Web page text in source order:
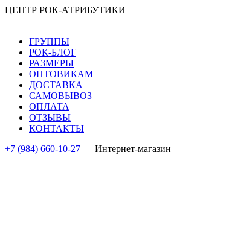
ЦЕНТР РОК-АТРИБУТИКИ
ГРУППЫ
РОК-БЛОГ
РАЗМЕРЫ
ОПТОВИКАМ
ДОСТАВКА
САМОВЫВОЗ
ОПЛАТА
ОТЗЫВЫ
КОНТАКТЫ
+7 (984) 660-10-27 — Интернет-магазин